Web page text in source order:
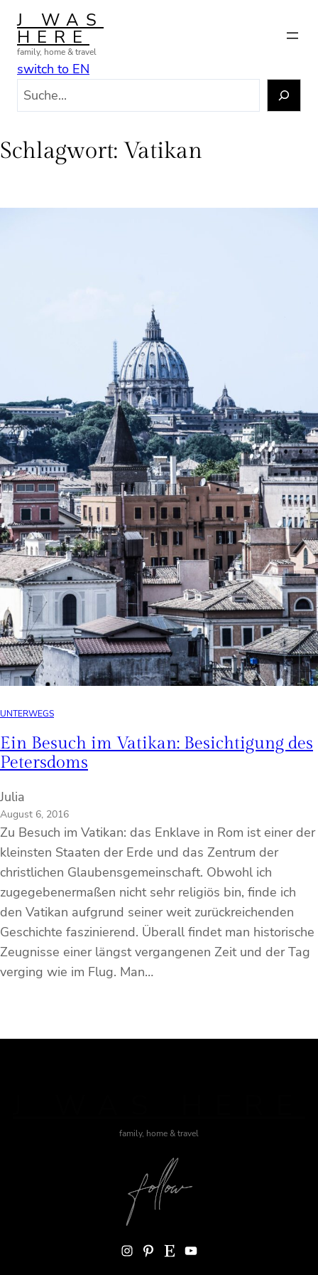
Zum
Inhalt
springen
J WAS
HERE
family, home & travel
switch to EN
h
e
Schlagwort: Vatikan
UNTERWEGS
Ein Besuch im Vatikan: Besichtigung des
Petersdoms
Julia
August 6, 2016
Zu Besuch im Vatikan: das Enklave in Rom ist einer der
kleinsten Staaten der Erde und das Zentrum der
christlichen Glaubensgemeinschaft. Obwohl ich
zugegebenermaßen nicht sehr religiös bin, finde ich
den Vatikan aufgrund seiner weit zurückreichenden
Geschichte faszinierend. Überall findet man historische
Zeugnisse einer längst vergangenen Zeit und der Tag
verging wie im Flug. Man…
family, home & travel
Instagram Pinterest Etsy YouTube